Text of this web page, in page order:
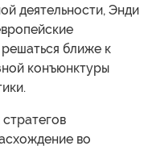
деятельности, Энди
ближе к
конъюнктуры
во